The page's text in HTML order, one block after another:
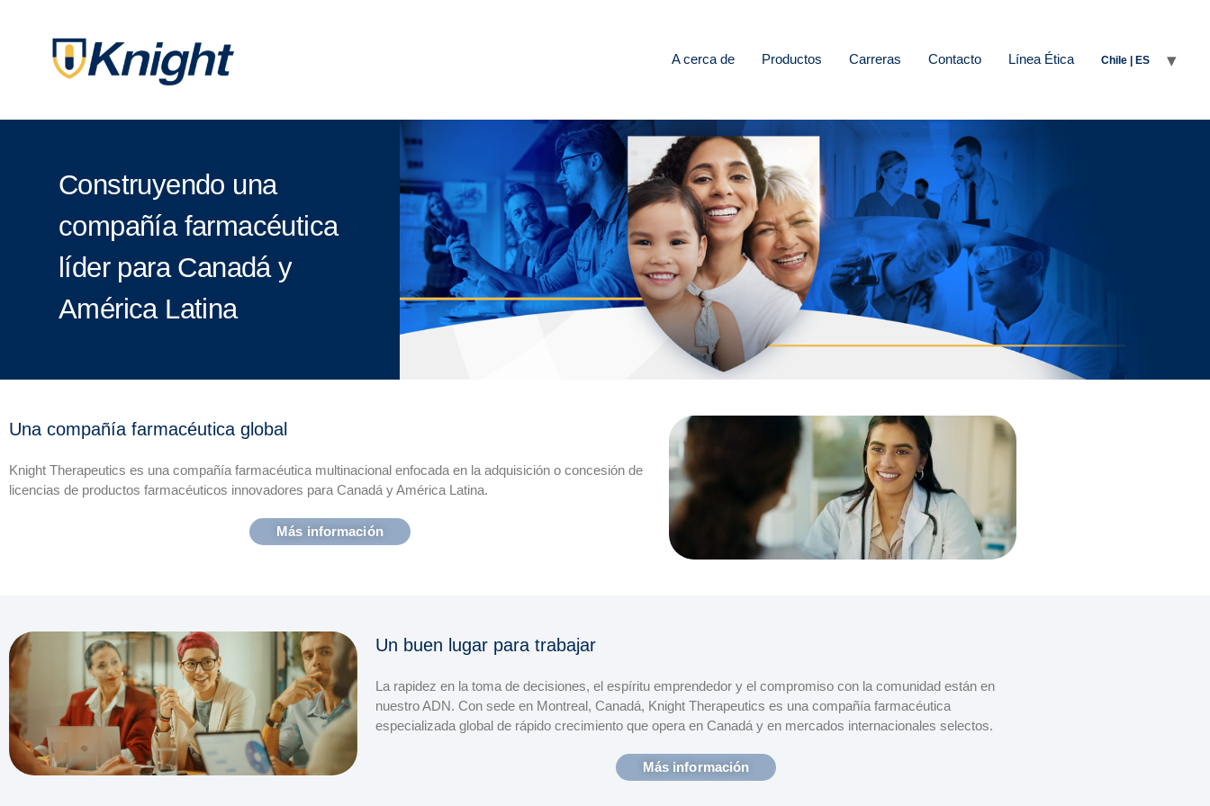
A cerca de Productos Carreras Contacto Línea Ética Chile | ES
Construyendo una
compañía farmacéutica
líder para Canadá y
América Latina
Una compañía farmacéutica global
Knight Therapeutics es una compañía farmacéutica multinacional enfocada en la adquisición o concesión de
licencias de productos farmacéuticos innovadores para Canadá y América Latina.
Más información
Un buen lugar para trabajar
La rapidez en la toma de decisiones, el espíritu emprendedor y el compromiso con la comunidad están en
nuestro ADN. Con sede en Montreal, Canadá, Knight Therapeutics es una compañía farmacéutica
especializada global de rápido crecimiento que opera en Canadá y en mercados internacionales selectos.
Más información